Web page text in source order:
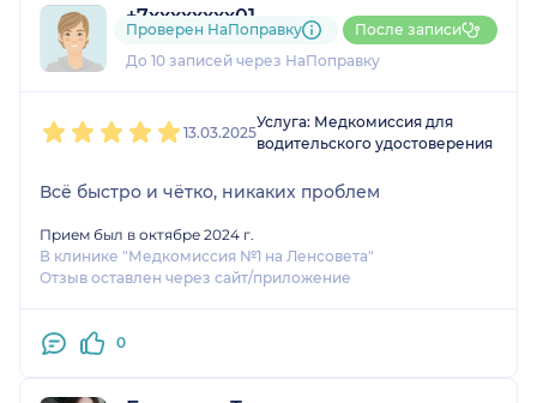
+7xxxxxxxx01
2 отзыва
До 10 записей через НаПоправку
Проверен НаПоправку После записи
13.03.2025
Услуга: Медкомиссия для
водительского удостоверения
Всё быстро и чётко, никаких проблем
Прием был в октябре 2024 г.
В клинике "Медкомиссия №1 на Ленсовета"
Отзыв оставлен через сайт/приложение
0